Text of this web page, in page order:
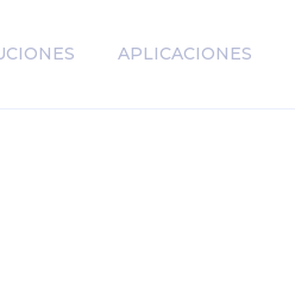
APLICACIONES